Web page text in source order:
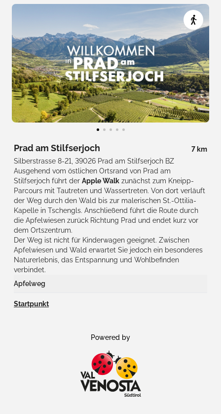
Prad am Stilfserjoch
7 km
Silberstrasse 8-21, 39026 Prad am Stilfserjoch BZ
Ausgehend vom östlichen Ortsrand von Prad am
Stilfserjoch führt der Apple Walk zunächst zum Kneipp-
Parcours mit Tautreten und Wassertreten. Von dort verläuft
der Weg durch den Wald bis zur malerischen St.-Ottilia-
Kapelle in Tschengls. Anschließend führt die Route durch
die Apfelwiesen zurück Richtung Prad und endet kurz vor
dem Ortszentrum.
Der Weg ist nicht für Kinderwagen geeignet. Zwischen
Apfelwiesen und Wald erwartet Sie jedoch ein besonderes
Naturerlebnis, das Entspannung und Wohlbefinden
verbindet.
Apfelweg
An 12 Stationen entdecken Sie Wissenswertes rund um den
Apfelanbau im Vinschgau.
Startpunkt
Powered by